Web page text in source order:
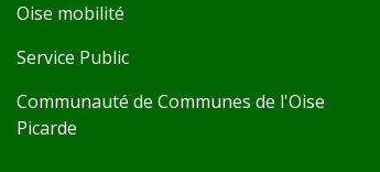
Oise mobilité
Service Public
Communauté de Communes de l'Oise
Picarde